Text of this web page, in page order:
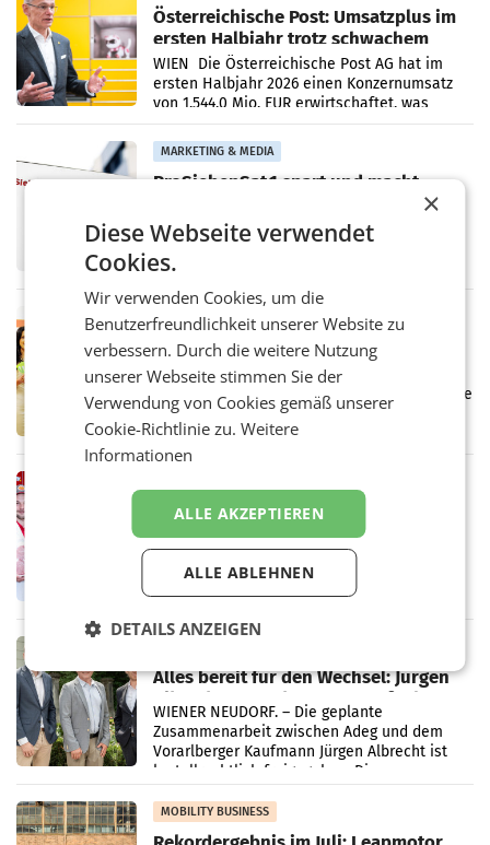
Österreichische Post: Umsatzplus im
ersten Halbjahr trotz schwachem
Briefgeschäft
WIEN Die Österreichische Post AG hat im
ersten Halbjahr 2026 einen Konzernumsatz
von 1.544,0 Mio. EUR erwirtschaftet, was
einem Plus von 3,8 Prozent gegenüber dem
Vergleichszeitraum
MARKETING & MEDIA
ProSiebenSat.1 spart und macht
UNTERFÖHRING/MAILAND/AMSTERDAM. Der
Fernsehkonzern ProSiebenSat.1 hat im
Frühjahr dank Kostensenkungen operativ
Markterwartung deutlich übertroffen.
Eine Bühne für Zirkularität: ARA und
Müller informieren am POS über
Kreislauffähigkeit
Über den gesamten August hinweg rücken die
Altstoff Recycling Austria AG (ARA) und der
Handelskonzern Müller die Initiative
„Kreislauf-Helden“ in allen österreichischen
Penny modernisiert zwei Filialen in
Ober- und Niederösterreich
WIENER NEUDORF. – Im Rahmen einer
laufenden Modernisierungsoffensive
erneuert Penny zwei Filialen in Nieder- und
in Haag sowie im rund
Alles bereit für den Wechsel: Jürgen
Albrecht setzt ab 1.1.2027 auf Adeg
WIENER NEUDORF. – Die geplante
Zusammenarbeit zwischen Adeg und dem
Vorarlberger Kaufmann Jürgen Albrecht ist
kartellrechtlich freigegeben: Die
Bundeswettbewerbsbehörde und der
Bundeskartellanwalt
MOBILITY BUSINESS
×
Diese Webseite verwendet
Cookies.
Wir verwenden Cookies, um die
Benutzerfreundlichkeit unserer Website zu
verbessern. Durch die weitere Nutzung
unserer Webseite stimmen Sie der
Verwendung von Cookies gemäß unserer
Cookie-Richtlinie zu.Weitere
Informationen
ALLE AKZEPTIEREN
ALLE ABLEHNEN
DETAILS ANZEIGEN